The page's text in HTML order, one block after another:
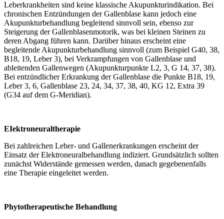
Leberkrankheiten sind keine klassische Akupunkturindikation. Bei
chronischen Entzündungen der Gallenblase kann jedoch eine
Akupunkturbehandlung begleitend sinnvoll sein, ebenso zur
Steigerung der Gallenblasenmotorik, was bei kleinen Steinen zu
deren Abgang führen kann. Darüber hinaus erscheint eine
begleitende Akupunkturbehandlung sinnvoll (zum Beispiel G40, 38,
B18, 19, Leber 3), bei Verkrampfungen von Gallenblase und
ableitenden Gallenwegen (Akupunkturpunkte L2, 3, G 14, 37, 38).
Bei entzündlicher Erkrankung der Gallenblase die Punkte B18, 19,
Leber 3, 6, Gallenblase 23, 24, 34, 37, 38, 40, KG 12, Extra 39
(G34 auf dem G-Meridian).
EIektroneuraltherapie
Bei zahlreichen Leber- und Gallenerkrankungen erscheint der
Einsatz der Elektroneuralbehandlung indiziert. Grundsätzlich sollten
zunächst Widerstände gemessen werden, danach gegebenenfalls
eine Therapie eingeleitet werden.
Phytotherapeutische Behandlung